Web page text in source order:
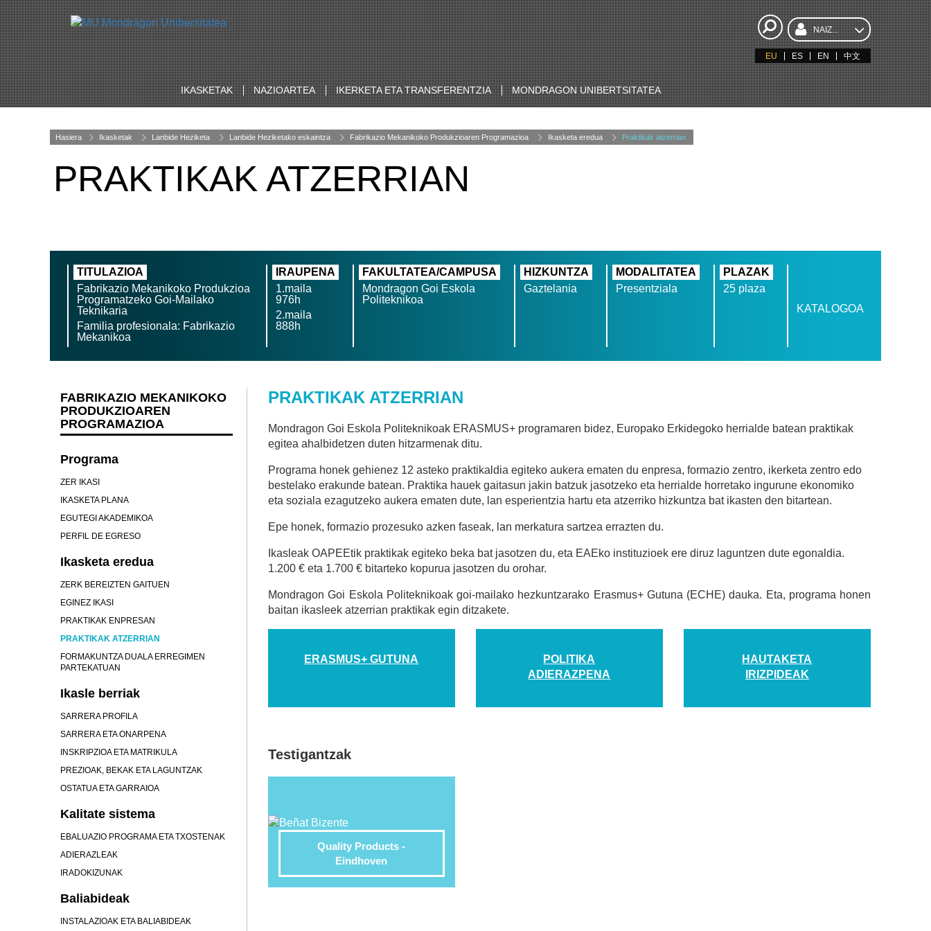
NAIZ...
EU ES EN 中文
IKASKETAK NAZIOARTEA IKERKETA ETA TRANSFERENTZIA MONDRAGON UNIBERTSITATEA
Hasiera Ikasketak Lanbide Heziketa Lanbide Heziketako eskaintza Fabrikazio Mekanikoko Produkzioaren Programazioa Ikasketa eredua Praktikak atzerrian
PRAKTIKAK ATZERRIAN
TITULAZIOA
Fabrikazio Mekanikoko Produkzioa
Programatzeko Goi-Mailako
Teknikaria
Familia profesionala: Fabrikazio
Mekanikoa
IRAUPENA
1.maila
976h
2.maila
888h
FAKULTATEA/CAMPUSA
Mondragon Goi Eskola
Politeknikoa
HIZKUNTZA
Gaztelania
MODALITATEA
Presentziala
PLAZAK
25 plaza
KATALOGOA
PRAKTIKAK ATZERRIAN
Mondragon Goi Eskola Politeknikoak ERASMUS+ programaren bidez, Europako Erkidegoko herrialde batean praktikak
egitea ahalbidetzen duten hitzarmenak ditu.
Programa honek gehienez 12 asteko praktikaldia egiteko aukera ematen du enpresa, formazio zentro, ikerketa zentro edo
bestelako erakunde batean. Praktika hauek gaitasun jakin batzuk jasotzeko eta herrialde horretako ingurune ekonomiko
eta soziala ezagutzeko aukera ematen dute, lan esperientzia hartu eta atzerriko hizkuntza bat ikasten den bitartean.
Epe honek, formazio prozesuko azken faseak, lan merkatura sartzea errazten du.
Ikasleak OAPEEtik praktikak egiteko beka bat jasotzen du, eta EAEko instituzioek ere diruz laguntzen dute egonaldia.
1.200 € eta 1.700 € bitarteko kopurua jasotzen du orohar.
Mondragon Goi Eskola Politeknikoak goi-mailako hezkuntzarako Erasmus+ Gutuna (ECHE) dauka. Eta, programa honen
baitan ikasleek atzerrian praktikak egin ditzakete.
ERASMUS+ GUTUNA
POLITIKA
ADIERAZPENA
HAUTAKETA
IRIZPIDEAK
Testigantzak
Quality Products -
Eindhoven
FABRIKAZIO MEKANIKOKO
PRODUKZIOAREN
PROGRAMAZIOA
Programa
ZER IKASI
IKASKETA PLANA
EGUTEGI AKADEMIKOA
PERFIL DE EGRESO
Ikasketa eredua
ZERK BEREIZTEN GAITUEN
EGINEZ IKASI
PRAKTIKAK ENPRESAN
PRAKTIKAK ATZERRIAN
FORMAKUNTZA DUALA ERREGIMEN
PARTEKATUAN
Ikasle berriak
SARRERA PROFILA
SARRERA ETA ONARPENA
INSKRIPZIOA ETA MATRIKULA
PREZIOAK, BEKAK ETA LAGUNTZAK
OSTATUA ETA GARRAIOA
Kalitate sistema
EBALUAZIO PROGRAMA ETA TXOSTENAK
ADIERAZLEAK
IRADOKIZUNAK
Baliabideak
INSTALAZIOAK ETA BALIABIDEAK